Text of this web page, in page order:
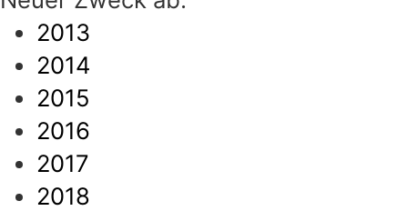
2013
2014
2015
2016
2017
2018